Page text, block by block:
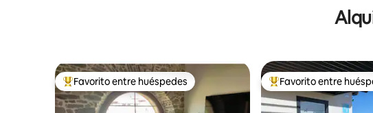
Favorito entre huéspedes preferido
Favorito entre huéspedes Favorito entre
Favorito entre